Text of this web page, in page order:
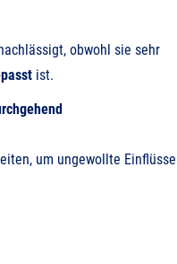
obwohl sie sehr
ist.
um ungewollte Einflüsse